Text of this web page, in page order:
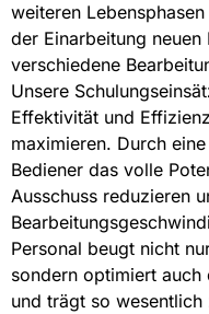
weiteren
der Einarbeitung
verschiedene
Unsere
Effektivität und
maximieren. Durch
Bediener das volle
Ausschuss reduzieren
Personal beugt nicht
sondern optimiert auch
und trägt so